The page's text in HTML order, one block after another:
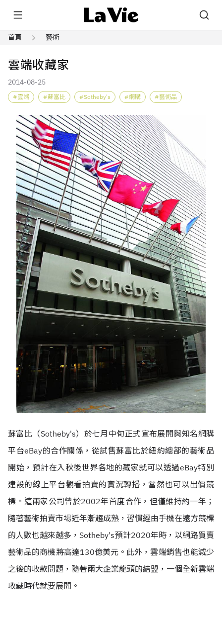
首頁 藝術
雲端收藏家
2014-08-25
雲端 蘇富比 Sotheby's 網購 藝術品
蘇富比（Sotheby's）於七月中旬正式宣布展開與知名網購
平台eBay的合作關係，從試售蘇富比於紐約總部的藝術品
開始，預計在入秋後世界各地的藏家就可以透過eBay特別
建設的線上平台觀看拍賣的實況轉播，當然也可以出價競
標。這兩家公司曾於2002年首度合作，但僅維持約一年；
隨著藝術拍賣市場近年漸趨成熟，習慣經由手機在遠方競標
的人數也越來越多，Sotheby's預計2020年時，以網路買賣
藝術品的商機將高達130億美元。此外，雲端銷售也能減少
之後的收款問題，隨著兩大企業龍頭的結盟，一個全新雲端
收藏時代就要展開。